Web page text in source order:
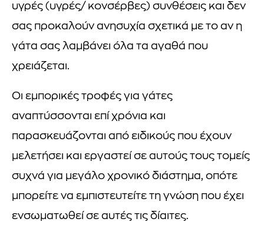
υγρές (υγρές/ κονσέρβες) συνθέσεις και δεν
σας προκαλούν ανησυχία σχετικά με το αν η
γάτα σας λαμβάνει όλα τα αγαθά που
χρειάζεται.
Οι εμπορικές τροφές για γάτες
αναπτύσσονται επί χρόνια και
παρασκευάζονται από ειδικούς που έχουν
μελετήσει και εργαστεί σε αυτούς τους τομείς
συχνά για μεγάλο χρονικό διάστημα, οπότε
μπορείτε να εμπιστευτείτε τη γνώση που έχει
ενσωματωθεί σε αυτές τις δίαιτες.